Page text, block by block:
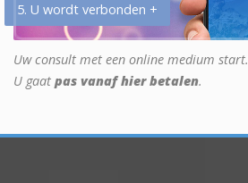
5. U wordt verbonden +
Uw consult met een online medium start.
U gaat pas vanaf hier betalen.